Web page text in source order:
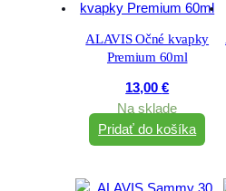
ALAVIS Očné kvapky
Premium 60ml
13,00€
Na sklade
Pridať do košíka